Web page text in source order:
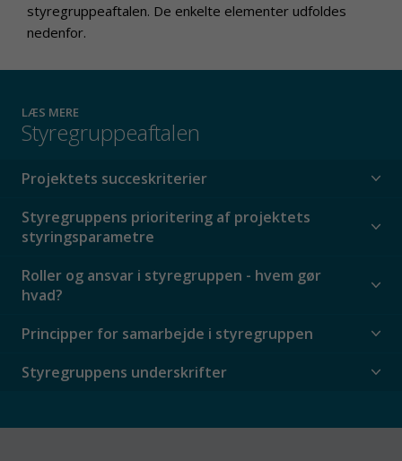
styregruppeaftalen. De enkelte elementer udfoldes
nedenfor.
LÆS MERE
Styregruppeaftalen
Projektets succeskriterier
Styregruppens prioritering af projektets
styringsparametre
Roller og ansvar i styregruppen - hvem gør
hvad?
Principper for samarbejde i styregruppen
Styregruppens underskrifter